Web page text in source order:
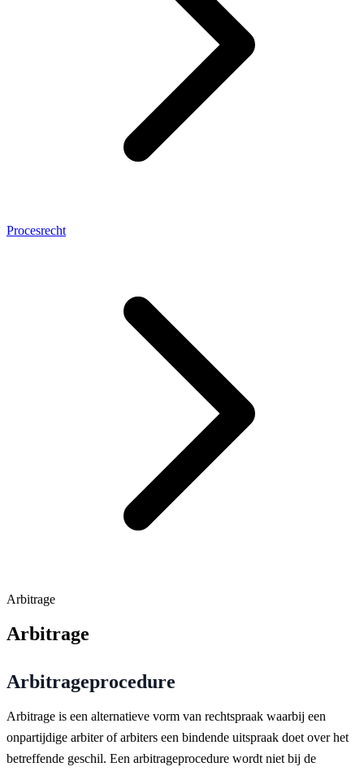
Procesrecht
Arbitrage
Arbitrage
Arbitrageprocedure
Arbitrage is een alternatieve vorm van rechtspraak waarbij een
onpartijdige arbiter of arbiters een bindende uitspraak doet over het
betreffende geschil. Een arbitrageprocedure wordt niet bij de